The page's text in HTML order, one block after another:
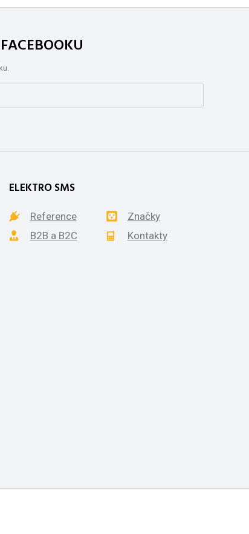
ELEKTRO SMS
Reference
Značky
B2B a B2C
Kontakty